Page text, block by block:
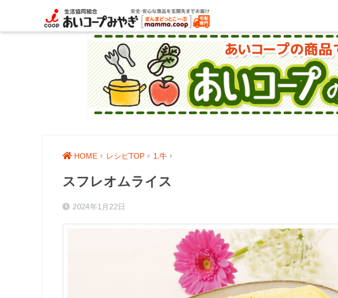
HOME レシピTOP 1.牛
スフレオムライス
2024年1月22日